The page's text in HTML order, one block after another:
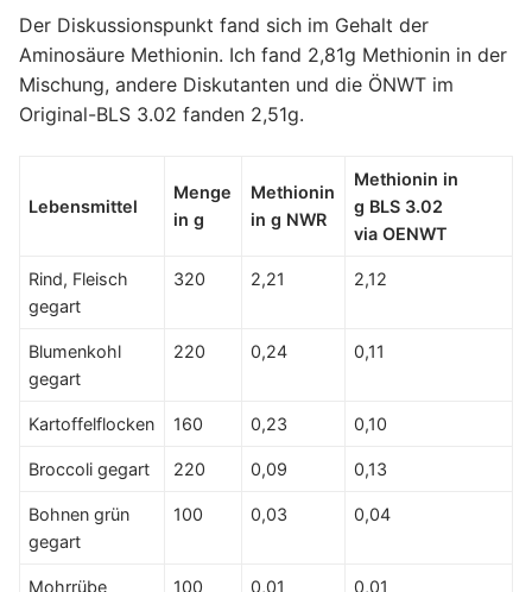
Der Diskussionspunkt fand sich im Gehalt der
Aminosäure Methionin. Ich fand 2,81g Methionin in der
Mischung, andere Diskutanten und die ÖNWT im
Original-BLS 3.02 fanden 2,51g.
Lebensmittel
Menge
in g
Methionin
in g NWR
Methionin in
g BLS 3.02
via OENWT
Rind, Fleisch
gegart
320 2,21 2,12
Blumenkohl
gegart
220 0,24 0,11
Kartoffelflocken 160 0,23 0,10
Broccoli gegart 220 0,09 0,13
Bohnen grün
gegart
100 0,03 0,04
Mohrrübe 100 0,01 0,01